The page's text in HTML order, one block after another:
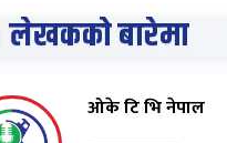
लेखकको बारेमा
ओके टि भि नेपाल